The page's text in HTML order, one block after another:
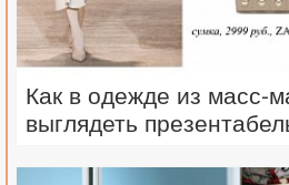
Как в одежде из масс-
выглядеть